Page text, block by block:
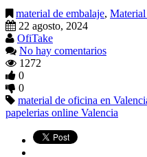
material de embalaje,
22 agosto, 2024
OfiTake
No hay comentarios
1272
0
0
material de oficina en
papelerias online Valencia